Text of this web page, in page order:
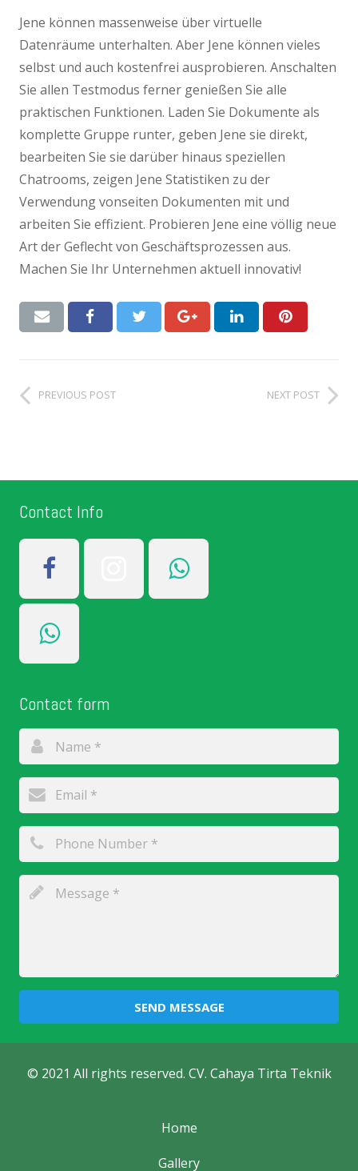
Jene können massenweise über virtuelle
Datenräume unterhalten. Aber Jene können vieles
selbst und auch kostenfrei ausprobieren. Anschalten
Sie allen Testmodus ferner genießen Sie alle
praktischen Funktionen. Laden Sie Dokumente als
komplette Gruppe runter, geben Jene sie direkt,
bearbeiten Sie sie darüber hinaus speziellen
Chatrooms, zeigen Jene Statistiken zu der
Verwendung vonseiten Dokumenten mit und
arbeiten Sie effizient. Probieren Jene eine völlig neue
Art der Geflecht von Geschäftsprozessen aus.
Machen Sie Ihr Unternehmen aktuell innovativ!
PREVIOUS POST NEXT POST
Contact Info
Contact form
SEND MESSAGE
© 2021 All rights reserved. CV. Cahaya Tirta Teknik
Home
Gallery